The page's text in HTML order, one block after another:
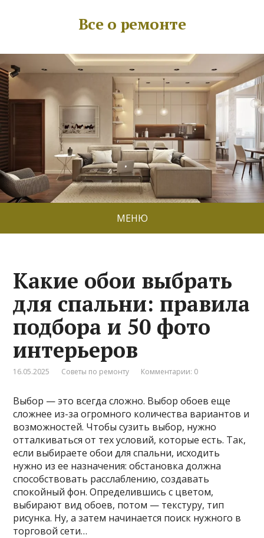
Все о ремонте
МЕНЮ
Какие обои выбрать
для спальни: правила
подбора и 50 фото
интерьеров
16.05.2025 Советы по ремонту Комментарии: 0
Выбор — это всегда сложно. Выбор обоев еще
сложнее из-за огромного количества вариантов и
возможностей. Чтобы сузить выбор, нужно
отталкиваться от тех условий, которые есть. Так,
если выбираете обои для спальни, исходить
нужно из ее назначения: обстановка должна
способствовать расслаблению, создавать
спокойный фон. Определившись с цветом,
выбирают вид обоев, потом — текстуру, тип
рисунка. Ну, а затем начинается поиск нужного в
торговой сети…